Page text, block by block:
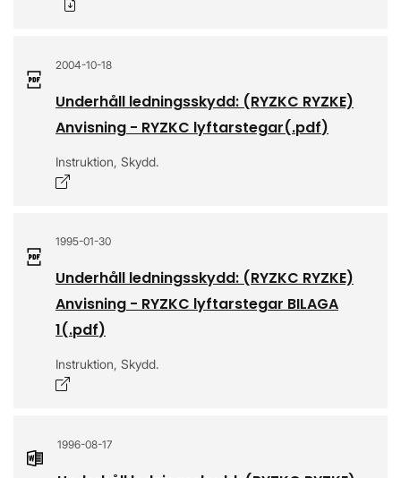
2004-10-18
Underhåll ledningsskydd: (RYZKC RYZKE)
Anvisning - RYZKC lyftarstegar(.pdf)
Instruktion, Skydd.
1995-01-30
Underhåll ledningsskydd: (RYZKC RYZKE)
Anvisning - RYZKC lyftarstegar BILAGA
1(.pdf)
Instruktion, Skydd.
1996-08-17